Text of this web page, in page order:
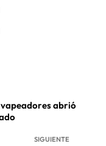
vapeadores abrió
SIGUIENTE